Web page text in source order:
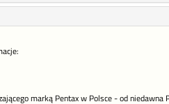
marką Pentax w Polsce - od